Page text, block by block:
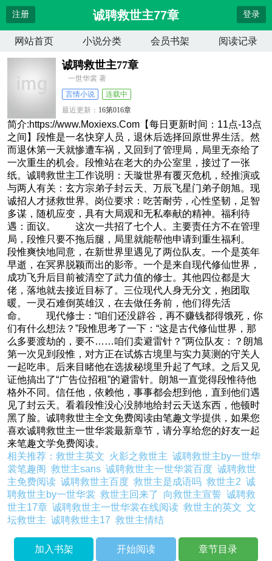
注册 诚聘救世主77章 登录
网站首页 小说分类 会员书架 阅读记录
诚聘救世主77章
一世华裳 著
言情小说
连载中
最近更新： 16第016章
更新时间：2026-04-01 02:46:45
简介:https://www.Moxiexs.Com【每日更新时间：11点-13点
之间】段惟是一名快穿人员，退休后选择回原世界生活。然
而退休第一天就惨遭车祸，又回到了管理局，局里无奈给了
一次重生的机会。段惟站在老大的办公室里，接过了一张
纸。诚聘救世主工作说明：天璇世界有覆灭危机，经推演或
与两人有关：玄方宗弟子封云天、万辰飞星门弟子朗旭。现
诚招人才拯救世界。岗位要求：吃苦耐劳，心性坚韧，足智
多谋，随机应变，具有大局观和无私奉献的精神。福利待
遇：面议。 这次一共招了七个人。主要责任方不在管理
局，段惟只要不拖后腿，局里就能帮他申请到重生福利。
段惟爽快地同意，在新世界里遇见了两位队友。一个是英年
早逝，在冥界脱颖而出的影帝。一个是来自现代修仙世界，
成功飞升后目前被清空了武力值的修士。其他四位都是大
佬，落地就去接近目标了。三位现代人身无分文，抱团取
暖。一灵石难倒英雄汉，在去做任务前，他们得先活
命。 现代修士：“咱们还没辟谷，再不赚钱都得饿死，你
们有什么想法？”段惟思考了一下：“这是古代修仙世界，那
么多要渡劫的，要不……咱们卖避雷针？”两位队友：？朗旭
第一次见到段惟，对方正在试炼古境里与实力莫测的守关人
一起吃串。后来目睹他在选拔秘境里升起了气球。之后又见
证他搞出了“广告位招租”的避雷针。朗旭一直觉得段惟待他
格外不同。信任他，依赖他，事事都会想到他，直到他们遇
见了封云天。看着段惟没心没肺地给封云天送东西，他顿时
黑了脸。诚聘救世主全文免费阅读由笔趣文学提供，如果您
喜欢诚聘救世主一世华裳最新章节，请分享给您的好友一起
来笔趣文学免费阅读。
相关推荐：救世主英文 火影之救世主诚聘救世主by一世华
裳笔趣阁救世主sans诚聘救世主一世华裳百度诚聘救世
主免费阅读诚聘救世主百度救世主是成语吗救世主2诚
聘救世主by一世华裳救世主回来了 向救世主宣誓诚聘救
世主17章诚聘救世主一世华裳在线阅读救世主的英文文
坛救世主诚聘救世主17救世主情结
加入书架 开始阅读 章节目录